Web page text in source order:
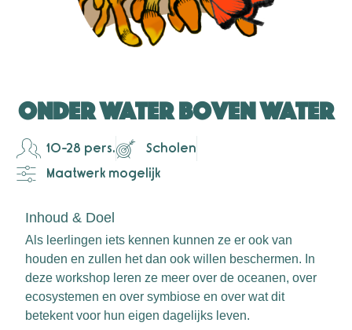
Onder Water Boven Water
10-28 pers.
Scholen
Maatwerk mogelijk
Inhoud & Doel
Als leerlingen iets kennen kunnen ze er ook van
houden en zullen het dan ook willen beschermen. In
deze workshop leren ze meer over de oceanen, over
ecosystemen en over symbiose en over wat dit
betekent voor hun eigen dagelijks leven.